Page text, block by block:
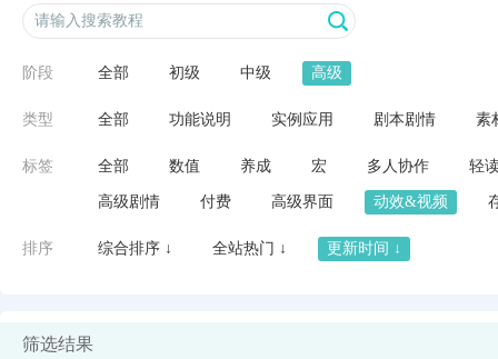
阶段 全部 初级 中级 高级
类型 全部 功能说明 实例应用 剧本剧情 素
标签 全部 数值 养成 宏 多人协作 轻
高级剧情 付费 高级界面 动效&视频
排序 综合排序 ↓ 全站热门 ↓ 更新时间 ↓
筛选结果